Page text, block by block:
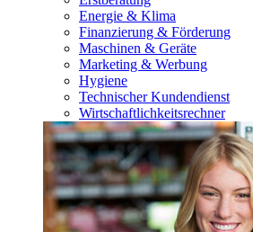
Energie & Klima
Finanzierung & Förderung
Maschinen & Geräte
Marketing & Werbung
Hygiene
Technischer Kundendienst
Wirtschaftlichkeitsrechner